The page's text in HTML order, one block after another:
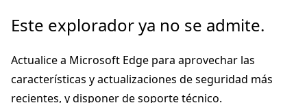
Ir
contenido
principal
Este explorador ya no se admite.
Actualice a Microsoft Edge para aprovechar las
características y actualizaciones de seguridad más
recientes, y disponer de soporte técnico.